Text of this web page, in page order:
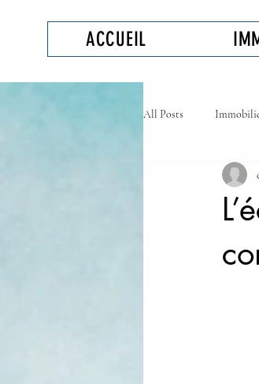
ACCUEIL
All Posts
Assurance